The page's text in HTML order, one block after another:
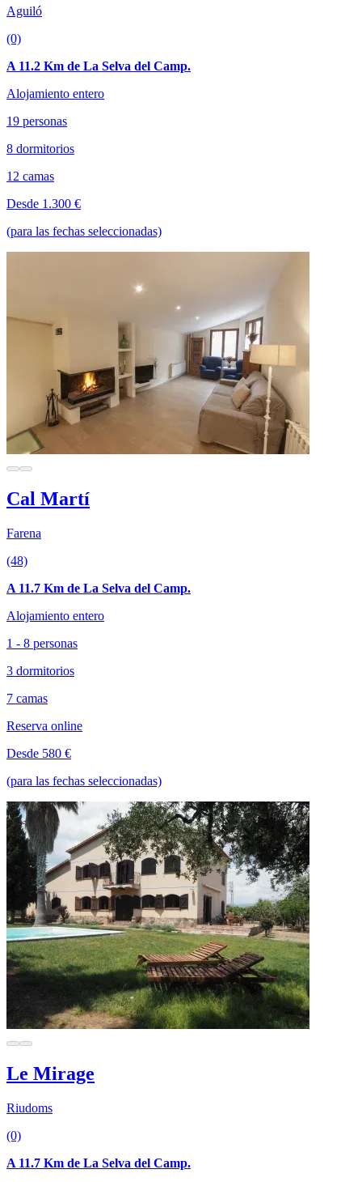
Aguiló
(0)
A 11.2 Km de La Selva del Camp.
Alojamiento entero
19 personas
8 dormitorios
12 camas
Desde 1.300 €
(para las fechas seleccionadas)
Cal Martí
Farena
(48)
A 11.7 Km de La Selva del Camp.
Alojamiento entero
1 - 8 personas
3 dormitorios
7 camas
Reserva online
Desde 580 €
(para las fechas seleccionadas)
Le Mirage
Riudoms
(0)
A 11.7 Km de La Selva del Camp.